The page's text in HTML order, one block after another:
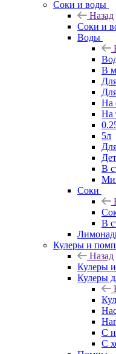
Соки и воды
Назад
Соки и
Воды
В
На
На
5л
В
Соки
В
Кулеры и
Назад
Кулеры
Кулеры
С
С